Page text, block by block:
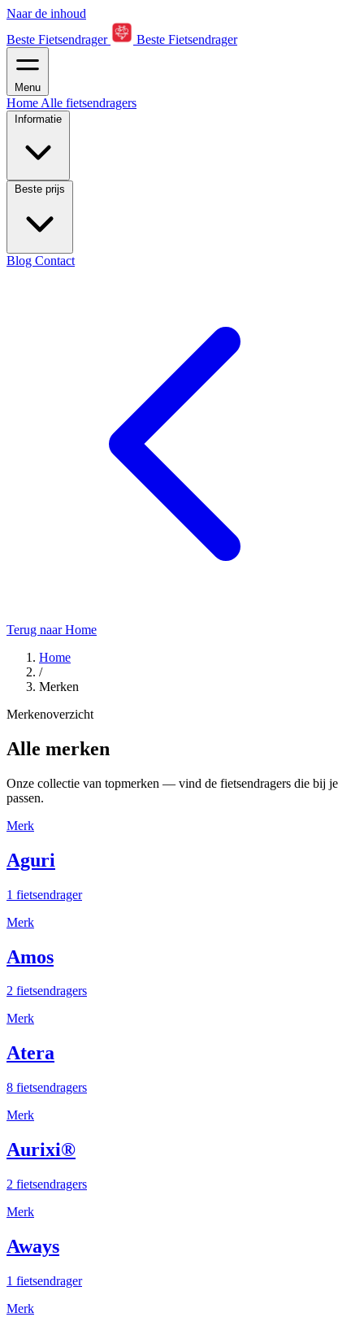
Naar de inhoud
Beste Fietsendrager
Beste Fietsendrager
Menu
Home Alle fietsendragers
Informatie
Beste prijs
Blog Contact
Terug naar Home
Home
/
Merken
Merkenoverzicht
Alle merken
Onze collectie van topmerken — vind de fietsendragers die bij je
passen.
Merk
Aguri
1 fietsendrager
Merk
Amos
2 fietsendragers
Merk
Atera
8 fietsendragers
Merk
Aurixi®
2 fietsendragers
Merk
Aways
1 fietsendrager
Merk